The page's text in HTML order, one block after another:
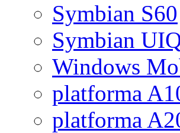
Symbian S60
Symbian
Windows
platforma
platforma